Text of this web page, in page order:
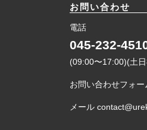
お問い合わせ
電話
045-232-
(09:00〜17:00)(土
お問い合わせフォー
メール